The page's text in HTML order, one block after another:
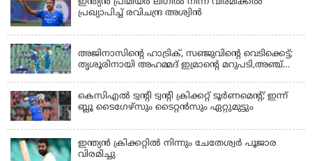
പ്രഖ്യാപിച്ച് രവിചന്ദ്ര അശ്വിന്‍
അജിനാസിന്റെ ഹാട്രിക്, സഞ്ജുവിന്റെ വെടിക്കെട്ട്;
തൃശൂരിനായി അഹമ്മദ് ഇമ്രാന്റെ മറുപടി,അഞ്ച്
കെസിഎൽ ട്വൻ്റി ട്വൻ്റി ക്രിക്കറ്റ് ടൂർണമെൻ്റ്; ഇന്ന്
ബ്ലൂ ടൈഗേഴ്സും ടൈറ്റൻസും ഏറ്റുമുട്ടും
ഇന്ത്യന്‍ ക്രിക്കറ്റിൽ നിന്നും ചേതേശ്വര്‍ പൂജാര
വിരമിച്ചു